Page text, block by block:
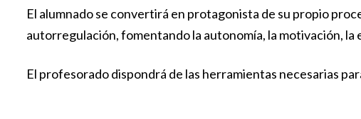
El alumnado se convertirá en protagonista de su propio
autorregulación, fomentando la autonomía, la motivación,
El profesorado dispondrá de las herramientas necesarias